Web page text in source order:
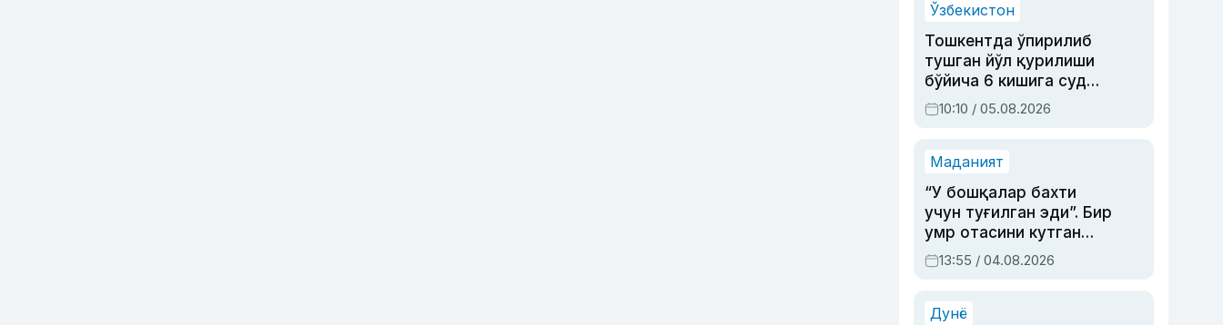
Ўзбекистон
Тошкентда ўпирилиб
тушган йўл қурилиши
бўйича 6 кишига суд
ҳукми ўқилди
10:10 / 05.08.2026
Маданият
“У бошқалар бахти
учун туғилган эди”. Бир
умр отасини кутган
актриса ва дубльяж
устаси Римма
синовларга тўла ҳаёти
13:55 / 04.08.2026
Дунё